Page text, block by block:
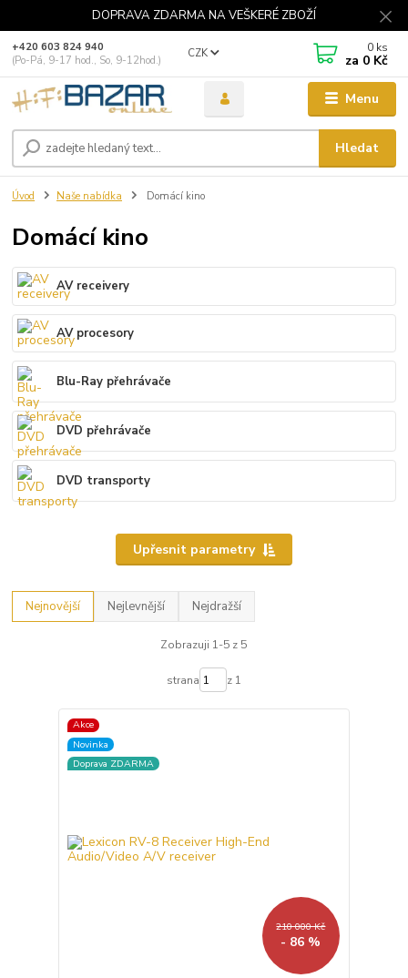
DOPRAVA ZDARMA NA VEŠKERÉ ZBOŽÍ
Menu
CZK
Hledat
+420 603 824 940
(Po-Pá, 9-17 hod., So, 9-12hod.)
0 ks
za 0 Kč
Úvod Naše nabídka Domácí kino
Domácí kino
AV receivery
AV procesory
Blu-Ray přehrávače
DVD přehrávače
DVD transporty
Upřesnit parametry
Nejnovější Nejlevnější Nejdražší
Zobrazuji 1-5 z 5
strana z 1
Akce
Novinka
Doprava ZDARMA
210 000 Kč
- 86 %